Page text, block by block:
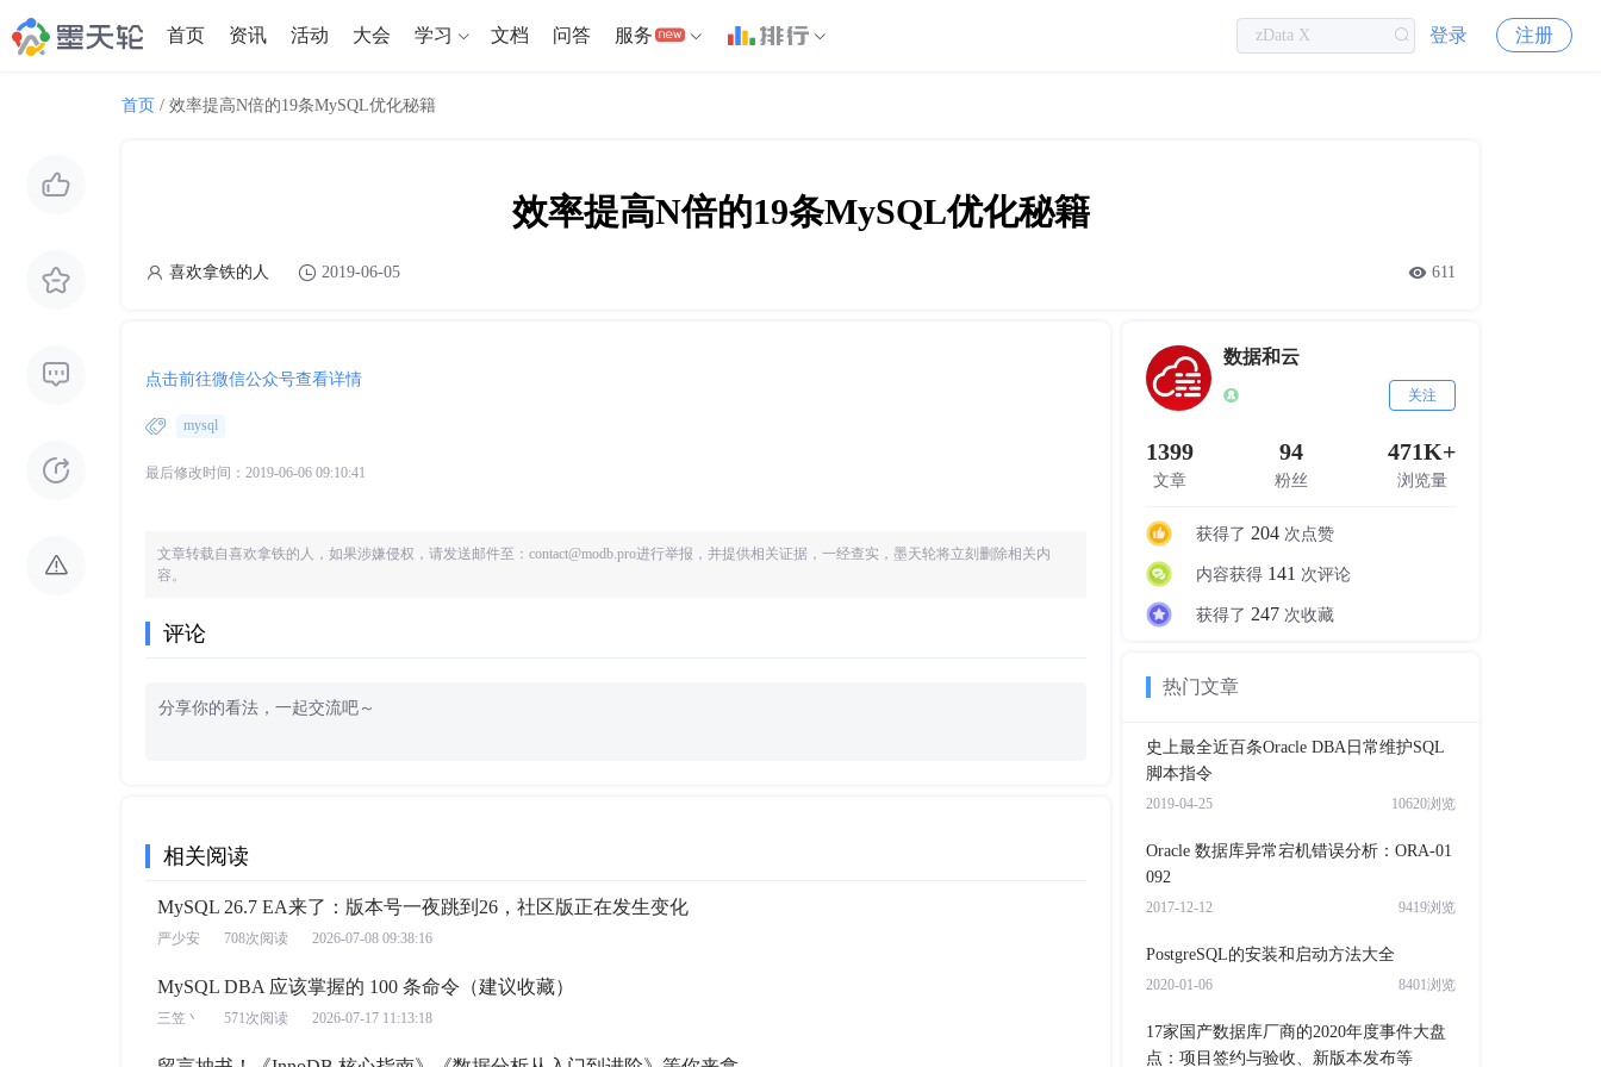
首页 资讯 活动 大会 学习 文档 问答 服务 登录 注册
首页 / 效率提高N倍的19条MySQL优化秘籍
效率提高N倍的19条MySQL优化秘籍
喜欢拿铁的人 2019-06-05 611
点击前往微信公众号查看详情
mysql
最后修改时间：2019-06-06 09:10:41
文章转载自喜欢拿铁的人 ，如果涉嫌侵权，请发送邮件至：contact@modb.pro进行举报，并提供相关证据，一经查实，墨天轮将立刻删除相关内
容。
评论
相关阅读
MySQL 26.7 EA来了：版本号一夜跳到26，社区版正在发生变化
严少安 708次阅读 2026-07-08 09:38:16
MySQL DBA 应该掌握的 100 条命令（建议收藏）
三笠丶 571次阅读 2026-07-17 11:13:18
数据和云
关注
1399
文章
94
粉丝
471K+
浏览量
获得了 204 次点赞
内容获得 141 次评论
获得了 247 次收藏
热门文章
史上最全近百条Oracle DBA日常维护SQL
脚本指令
2019-04-25 10620浏览
Oracle 数据库异常宕机错误分析：ORA-01
092
2017-12-12 9419浏览
PostgreSQL的安装和启动方法大全
2020-01-06 8401浏览
17家国产数据库厂商的2020年度事件大盘
点：项目签约与验收、新版本发布等